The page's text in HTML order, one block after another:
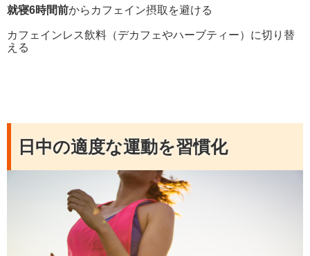
就寝6時間前からカフェイン摂取を避ける
カフェインレス飲料（デカフェやハーブティー）に切り替
える
日中の適度な運動を習慣化